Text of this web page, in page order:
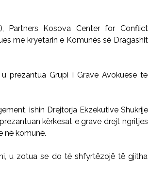
Partners Kosova Center for Conflict
me kryetarin e Komunës së Dragashit
prezantua Grupi i Grave Avokuese të
ishin Drejtorja Ekzekutive Shukrije
kërkesat e grave drejt ngritjes
në komunë.
u zotua se do të shfyrtëzojë të gjitha